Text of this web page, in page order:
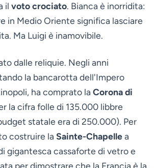
il voto crociato. Bianca è inorridita:
in Medio Oriente significa lasciare
Ma Luigi è inamovibile.
dalle reliquie. Negli anni
la bancarotta dell'Impero
ha comprato la Corona di
la cifra folle di 135.000 libbre
statale era di 250.000). Per
costruire la Sainte-Chapellea
gigantesca cassaforte di vetro e